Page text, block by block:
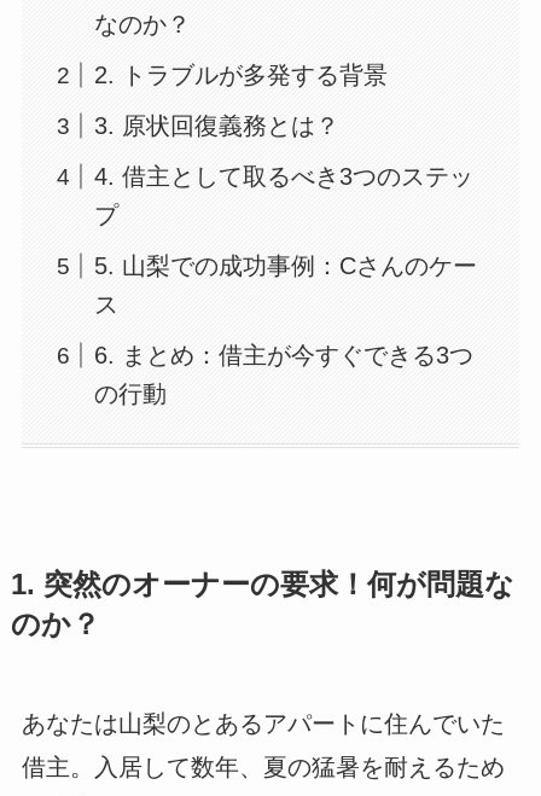
なのか？
2. トラブルが多発する背景
3. 原状回復義務とは？
4. 借主として取るべき3つのステッ
プ
5. 山梨での成功事例：Cさんのケー
ス
6. まとめ：借主が今すぐできる3つ
の行動
1. 突然のオーナーの要求！何が問題な
のか？
あなたは山梨のとあるアパートに住んでいた
借主。入居して数年、夏の猛暑を耐えるため